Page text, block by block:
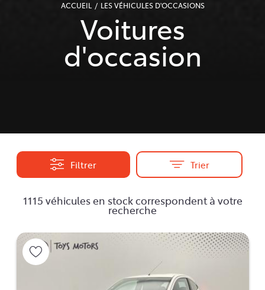
ACCUEIL LES VÉHICULES D'OCCASIONS
Voitures
d'occasion
Filtrer Trier
1115 véhicules en stock correspondent à votre
recherche